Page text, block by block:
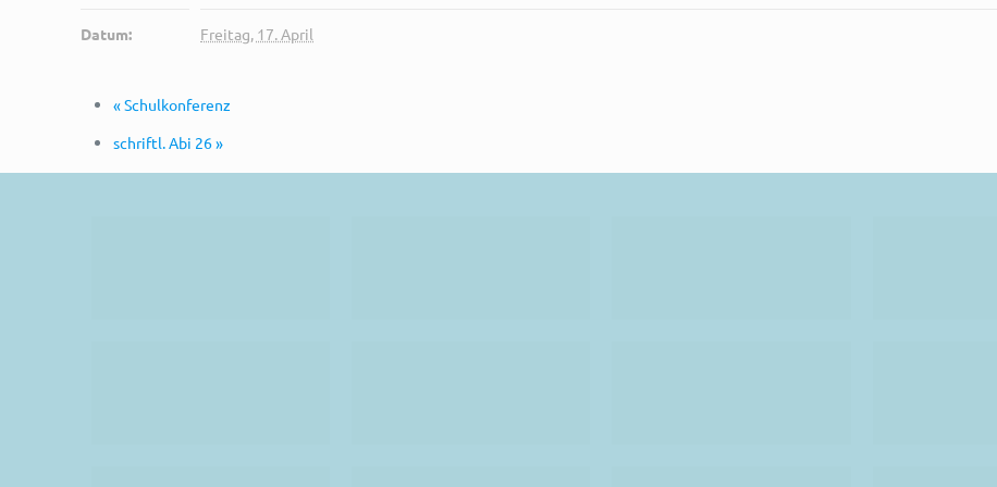
Datum: Freitag, 17. April
«Schulkonferenz
schriftl. Abi 26»